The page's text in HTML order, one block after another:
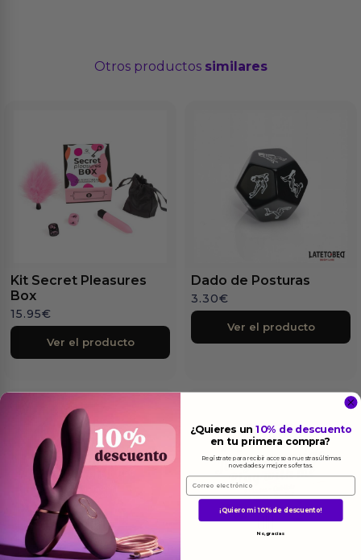
Otros productos similares
Kit Secret Pleasures
Box
15.95€
Ver el producto
Dado de Posturas
3.30€
Ver el producto
¿Quieres un10% de descuento
en tu primera compra?
Regístrate para recibir acceso a nuestras últimas
novedades y mejores ofertas.
Email
¡Quiero mi 10% de descuento!
No, gracias